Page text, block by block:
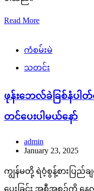
Read More
ကံစမ်းမဲ
သတင်း
ဖုန်းဘေလ်ခဲခြစ်နံပါတ်
တင်ပေးပါမယ်နော်
admin
January 23, 2025
ကျွန်မတို့ ရဲဝံ့စွန့်စားပြည်ခ
ပေးခြင်း အစီအစဉ်ကို နေ့